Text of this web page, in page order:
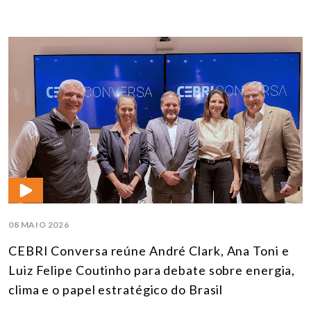
08 MAIO 2026
CEBRI Conversa reúne André Clark, Ana Toni e
Luiz Felipe Coutinho para debate sobre energia,
clima e o papel estratégico do Brasil